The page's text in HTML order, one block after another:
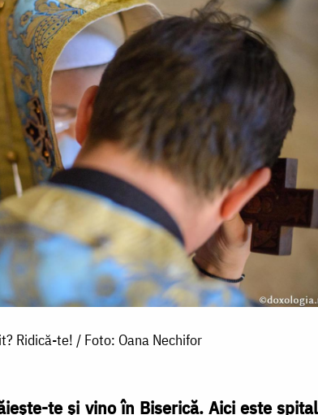
Ridică-te! / Foto: Oana Nechifor
te şi vino în Biserică. Aici este